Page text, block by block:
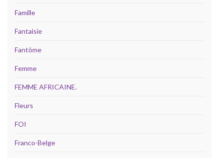
Famille
Fantaisie
Fantôme
Femme
FEMME AFRICAINE.
Fleurs
FOI
Franco-Belge